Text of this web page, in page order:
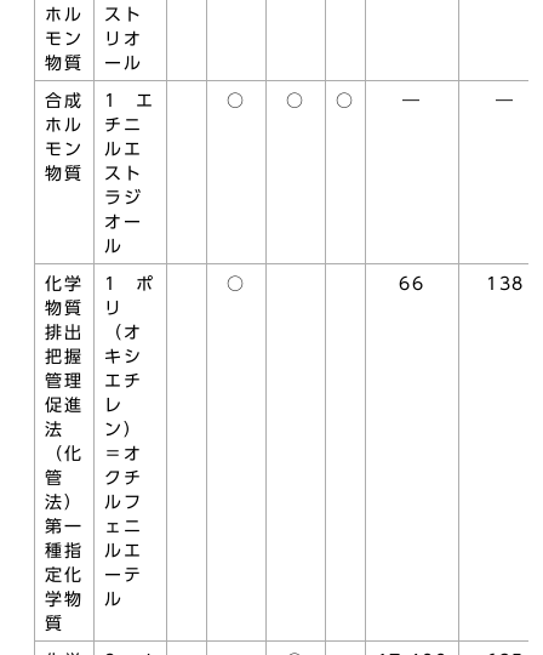
ホル
モン
物質
スト
リオ
ール
合成
ホル
モン
物質
1 エ
チニ
ルエ
スト
ラジ
オー
ル
○ ○ ○ ― ―
化学
物質
排出
把握
管理
促進
法
（化
管
法）
第一
種指
定化
学物
質
1 ポ
リ
（オ
キシ
エチ
レ
ン）
＝オ
クチ
ルフ
ェニ
ルエ
ーテ
ル
○ 66 138